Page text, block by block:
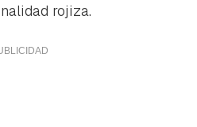
rojiza.